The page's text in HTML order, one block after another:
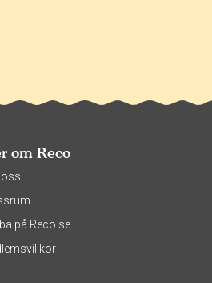
om Reco
oss
på Reco.se